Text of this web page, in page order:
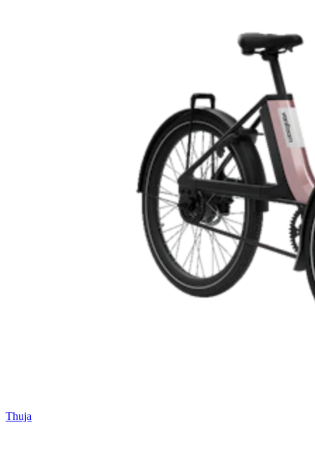
Thuja